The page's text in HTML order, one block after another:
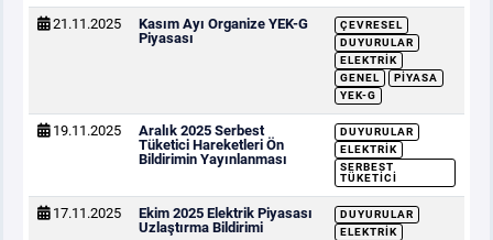
21.11.2025
Kasım Ayı Organize YEK-G
Piyasası
ÇEVRESEL
DUYURULAR
ELEKTRIK
GENEL
PIYASA
YEK-G
19.11.2025
Aralık 2025 Serbest
Tüketici Hareketleri Ön
Bildirimin Yayınlanması
DUYURULAR
ELEKTRIK
SERBEST
TÜKETICI
17.11.2025
Ekim 2025 Elektrik Piyasası
Uzlaştırma Bildirimi
DUYURULAR
ELEKTRIK